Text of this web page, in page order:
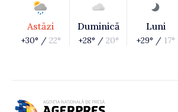
Astăzi
+30° / 22°
Duminică
+28° / 20°
Luni
+29° / 17°